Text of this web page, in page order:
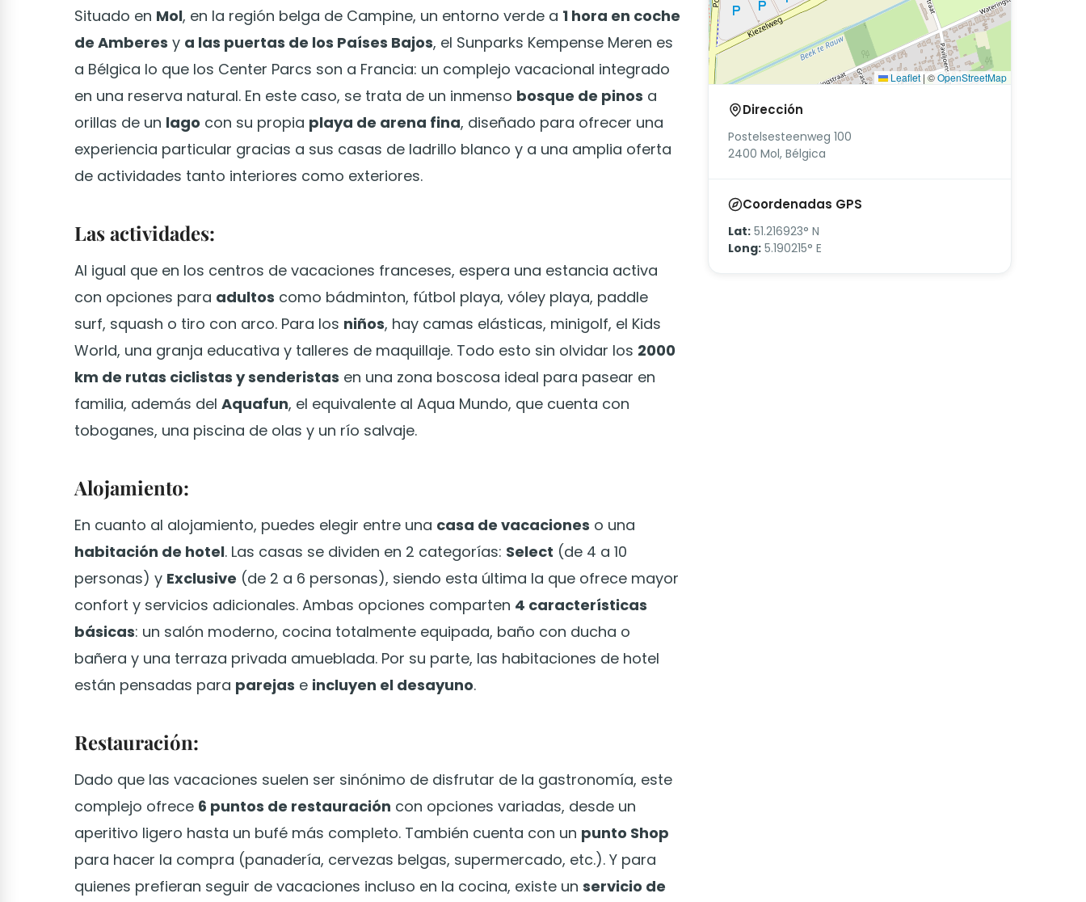
Situado en Mol, en la región belga de Campine, un entorno verde a 1 hora en coche
de Amberes y a las puertas de los Países Bajos, el Sunparks Kempense Meren es
a Bélgica lo que los Center Parcs son a Francia: un complejo vacacional integrado
en una reserva natural. En este caso, se trata de un inmenso bosque de pinos a
orillas de un lago con su propia playa de arena fina, diseñado para ofrecer una
experiencia particular gracias a sus casas de ladrillo blanco y a una amplia oferta
de actividades tanto interiores como exteriores.
Las actividades:
Al igual que en los centros de vacaciones franceses, espera una estancia activa
con opciones para adultos como bádminton, fútbol playa, vóley playa, paddle
surf, squash o tiro con arco. Para los niños, hay camas elásticas, minigolf, el Kids
World, una granja educativa y talleres de maquillaje. Todo esto sin olvidar los 2000
km de rutas ciclistas y senderistas en una zona boscosa ideal para pasear en
familia, además del Aquafun, el equivalente al Aqua Mundo, que cuenta con
toboganes, una piscina de olas y un río salvaje.
Alojamiento:
En cuanto al alojamiento, puedes elegir entre una casa de vacaciones o una
habitación de hotel. Las casas se dividen en 2 categorías: Select (de 4 a 10
personas) y Exclusive (de 2 a 6 personas), siendo esta última la que ofrece mayor
confort y servicios adicionales. Ambas opciones comparten 4 características
básicas: un salón moderno, cocina totalmente equipada, baño con ducha o
bañera y una terraza privada amueblada. Por su parte, las habitaciones de hotel
están pensadas para parejas e incluyen el desayuno.
Restauración:
Dado que las vacaciones suelen ser sinónimo de disfrutar de la gastronomía, este
complejo ofrece 6 puntos de restauración con opciones variadas, desde un
aperitivo ligero hasta un bufé más completo. También cuenta con un punto Shop
para hacer la compra (panadería, cervezas belgas, supermercado, etc.). Y para
quienes prefieran seguir de vacaciones incluso en la cocina, existe un servicio de
Leaflet | ©OpenStreetMap
Dirección
Postelsesteenweg 100
2400 Mol, Bélgica
Coordenadas GPS
Lat: 51.216923° N
Long: 5.190215° E